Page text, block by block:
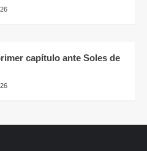
capítulo ante Soles de